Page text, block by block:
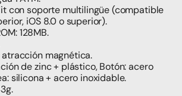
con soporte multilingüe (compatible
iOS 8.0 o superior).
128MB.
atracción magnética.
de zinc + plástico, Botón: acero
silicona + acero inoxidable.